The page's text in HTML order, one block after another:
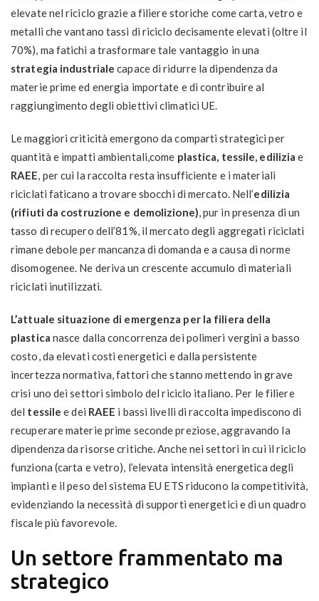
elevate nel riciclo grazie a filiere storiche come carta, vetro e
metalli che vantano tassi di riciclo decisamente elevati (oltre il
70%), ma fatichi a trasformare tale vantaggio in una
strategia industriale capace di ridurre la dipendenza da
materie prime ed energia importate e di contribuire al
raggiungimento degli obiettivi climatici UE.
Le maggiori criticità emergono da comparti strategici per
quantità e impatti ambientali,come plastica, tessile, ediliziae
RAEE, per cui la raccolta resta insufficiente e i materiali
riciclati faticano a trovare sbocchi di mercato. Nell’edilizia
(rifiuti da costruzione e demolizione), pur in presenza di un
tasso di recupero dell’81%, il mercato degli aggregati riciclati
rimane debole per mancanza di domanda e a causa di norme
disomogenee. Ne deriva un crescente accumulo di materiali
riciclati inutilizzati.
L’attuale situazione di emergenza per la filiera della
plastica nasce dalla concorrenza dei polimeri vergini a basso
costo, da elevati costi energetici e dalla persistente
incertezza normativa, fattori che stanno mettendo in grave
crisi uno dei settori simbolo del riciclo italiano. Per le filiere
del tessilee dei RAEE i bassi livelli di raccolta impediscono di
recuperare materie prime seconde preziose, aggravando la
dipendenza da risorse critiche. Anche nei settori in cui il riciclo
funziona (carta e vetro), l’elevata intensità energetica degli
impianti e il peso del sistema EU ETS riducono la competitività,
evidenziando la necessità di supporti energetici e di un quadro
fiscale più favorevole.
Un settore frammentato ma
strategico